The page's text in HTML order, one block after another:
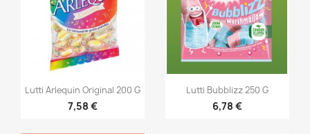
Auf meine Wunschliste
Wunschliste erstellen
Name der Wunschliste
((modalTitle))
((confirmMessage))
Anmelden
Sie müssen angemeldet sein, um Artikel Ihrer
Wunschliste hinzufügen zu können.
Vorschau
Lutti Arlequin Original 200 G
7,58 €
Vorschau
Lutti Bubblizz 250 G
6,78 €